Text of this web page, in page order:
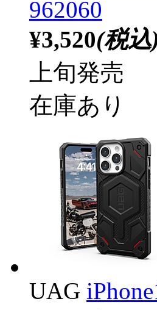
962060
¥3,520(税込
上旬発売
在庫あり
UAG